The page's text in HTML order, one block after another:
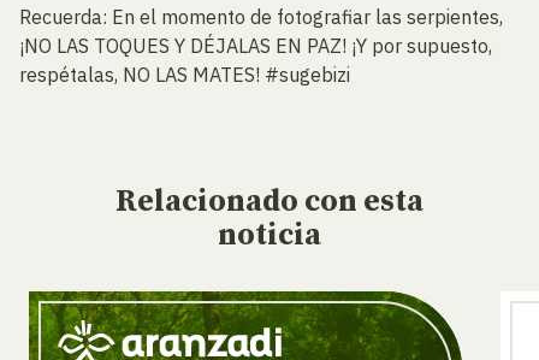
Recuerda: En el momento de fotografiar las serpientes,
¡NO LAS TOQUES Y DÉJALAS EN PAZ! ¡Y por supuesto,
respétalas, NO LAS MATES! #sugebizi
Relacionado con esta
noticia